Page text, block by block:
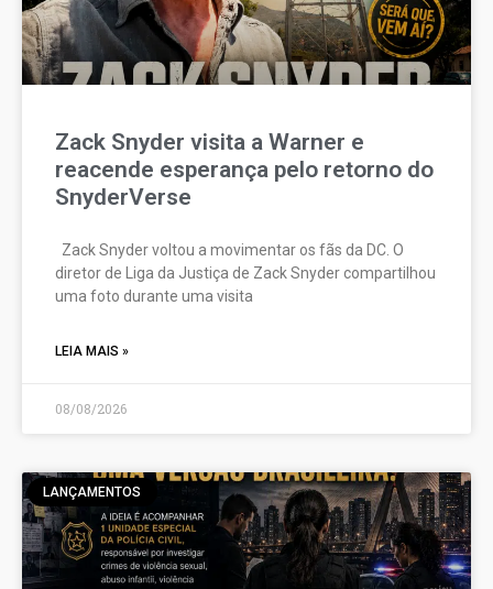
Zack Snyder visita a Warner e
reacende esperança pelo retorno do
SnyderVerse
Zack Snyder voltou a movimentar os fãs da DC. O
diretor de Liga da Justiça de Zack Snyder compartilhou
uma foto durante uma visita
LEIA MAIS »
08/08/2026
LANÇAMENTOS